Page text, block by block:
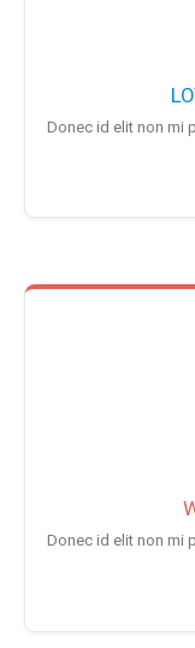
Donec id elit non mi
Donec id elit non mi